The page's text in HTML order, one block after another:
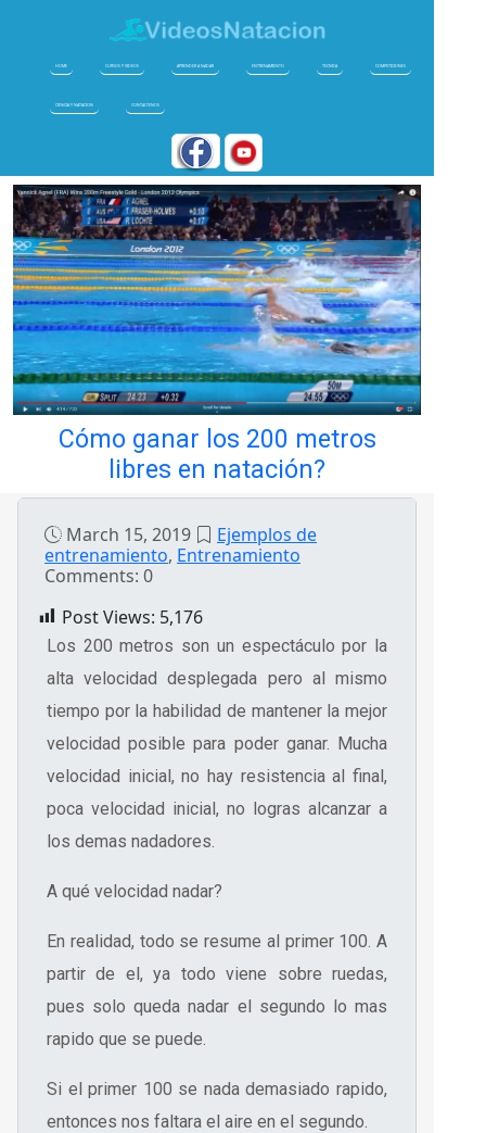
HOME CURSOS Y VIDEOS APRENDER A NADAR ENTRENAMIENTO TECNICA COMPETICIONES
CIENCIA Y NATACION CONTACTENOS
Cómo ganar los 200 metros
libres en natación?
March 15, 2019
Ejemplos de
entrenamiento, Entrenamiento
Comments: 0
Post Views: 5,176
Los 200 metros son un espectáculo por la
alta velocidad desplegada pero al mismo
tiempo por la habilidad de mantener la mejor
velocidad posible para poder ganar. Mucha
velocidad inicial, no hay resistencia al final,
poca velocidad inicial, no logras alcanzar a
los demas nadadores.
A qué velocidad nadar?
En realidad, todo se resume al primer 100. A
partir de el, ya todo viene sobre ruedas,
pues solo queda nadar el segundo lo mas
rapido que se puede.
Si el primer 100 se nada demasiado rapido,
entonces nos faltara el aire en el segundo.